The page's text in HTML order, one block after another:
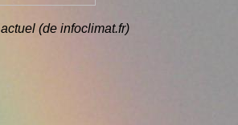
(de infoclimat.fr)